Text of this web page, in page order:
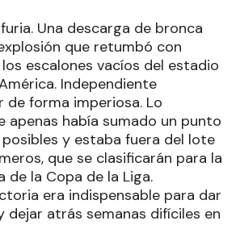
Una descarga de bronca
que retumbó con
escalones vacíos del estadio
Independiente
de forma imperiosa. Lo
apenas había sumado un punto
y estaba fuera del lote
que se clasificarán para la
de la Copa de la Liga.
era indispensable para dar
dejar atrás semanas difíciles en